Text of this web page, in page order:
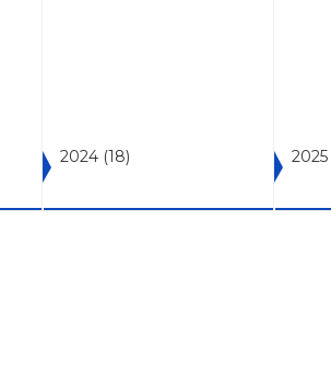
2024 (18) 2025